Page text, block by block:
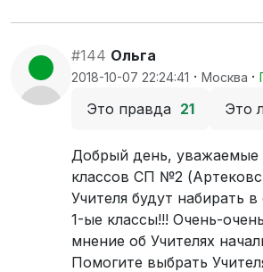
#144 Ольга
2018-10-07 22:24:41 · Москва ·
Это правда 21 Это
Добрый день, уважаемые
классов СП №2
Учителя будут набирать
1-ые классы!!! Очень-
мнение об Учителях
Помогите выбрать